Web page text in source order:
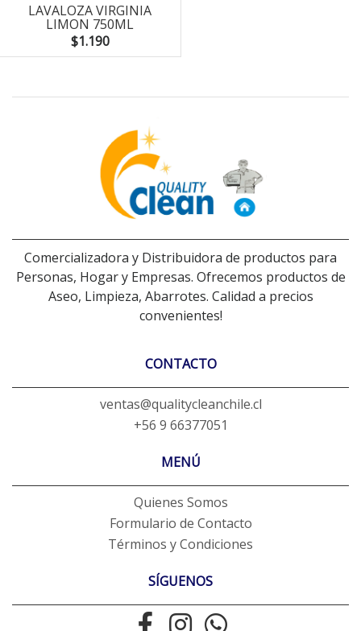
LAVALOZA VIRGINIA
LIMON 750ML
$1.190
Comercializadora y Distribuidora de productos para
Personas, Hogar y Empresas. Ofrecemos productos de
Aseo, Limpieza, Abarrotes. Calidad a precios
convenientes!
CONTACTO
ventas@qualitycleanchile.cl
+56 9 66377051
MENÚ
Quienes Somos
Formulario de Contacto
Términos y Condiciones
SÍGUENOS